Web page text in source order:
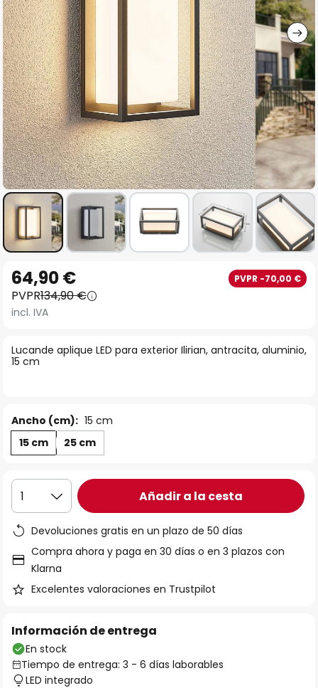
imágenes
comienzo
de
galería
de
Lucande aplique LED para exterior Ilirian, antracita, aluminio,
15 cm
64,90 € PVPR -70,00 €
PVPR134,90 €
incl. IVA
Ancho (cm): 15 cm
15 cm
25 cm
1 Añadir a la cesta
Devoluciones gratis en un plazo de 50 días
Compra ahora y paga en 30 días o en 3 plazos con
Klarna
Excelentes valoraciones en Trustpilot
Información de entrega
En stock
Tiempo de entrega: 3 - 6 días laborables
LED integrado